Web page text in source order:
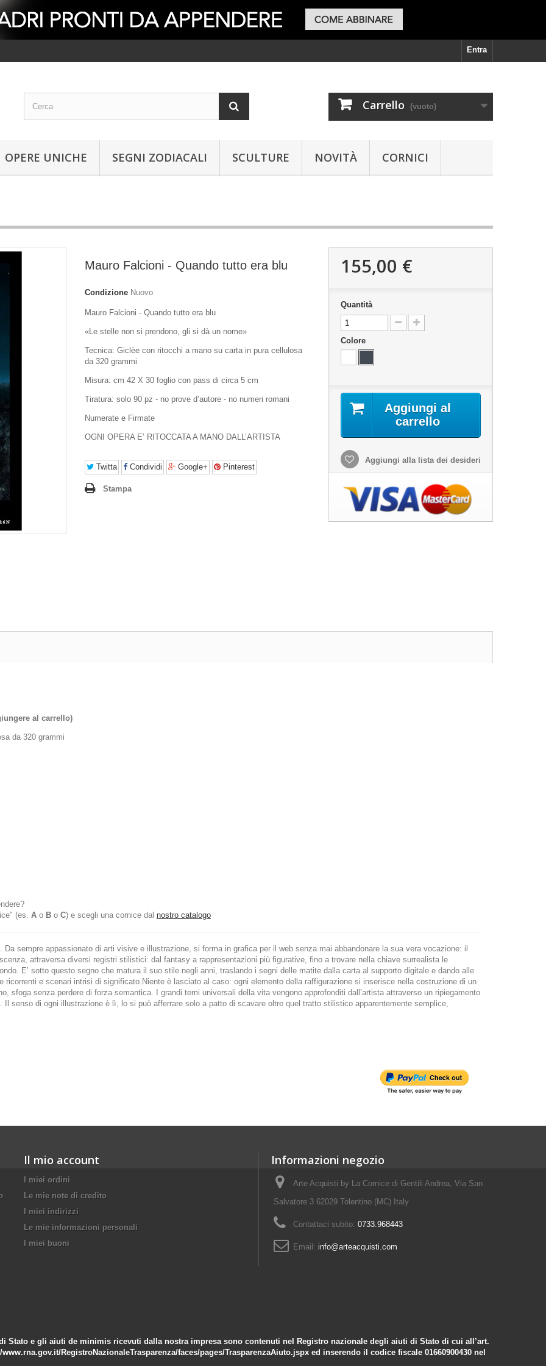
Entra
Carrello (vuoto)
OPERE UNICHE SEGNI ZODIACALI SCULTURE NOVITÀ CORNICI
Mauro Falcioni - Quando tutto era blu
Condizione Nuovo
Mauro Falcioni - Quando tutto era blu
«Le stelle non si prendono, gli si dà un nome»
Tecnica: Giclèe con ritocchi a mano su carta in pura cellulosa
da 320 grammi
Misura: cm 42 X 30 foglio con pass di circa 5 cm
Tiratura: solo 90 pz - no prove d’autore - no numeri romani
Numerate e Firmate
OGNI OPERA E’ RITOCCATA A MANO DALL’ARTISTA
Twitta Condividi Google+ Pinterest
Stampa
155,00 €
Quantità
Colore
Aggiungi al
carrello
Aggiungi alla lista dei desideri
al carrello)
da 320 grammi
(es. A o B o C) e scegli una cornice dal nostro catalogo
sempre appassionato di arti visive e illustrazione, si forma in grafica per il web senza mai abbandonare la sua vera vocazione: il
attraversa diversi registri stilistici: dal fantasy a rappresentazioni più figurative, fino a trovare nella chiave surrealista le
E’ sotto questo segno che matura il suo stile negli anni, traslando i segni delle matite dalla carta al supporto digitale e dando alle
e scenari intrisi di significato.Niente è lasciato al caso: ogni elemento della raffigurazione si inserisce nella costruzione di un
sfoga senza perdere di forza semantica. I grandi temi universali della vita vengono approfonditi dall’artista attraverso un ripiegamento
senso di ogni illustrazione è lì, lo si può afferrare solo a patto di scavare oltre quel tratto stilistico apparentemente semplice,
Il mio account
I miei ordini
Le mie note di credito
I miei indirizzi
Le mie informazioni personali
I miei buoni
Informazioni negozio
Arte Acquisti by La Cornice di Gentili Andrea, Via San
Salvatore 3 62029 Tolentino (MC) Italy
Contattaci subito: 0733.968443
Email: info@arteacquisti.com
e gli aiuti de minimis ricevuti dalla nostra impresa sono contenuti nel Registro nazionale degli aiuti di Stato di cui all’art.
RegistroNazionaleTrasparenza/faces/pages/TrasparenzaAiuto.jspx ed inserendo il codice fiscale 01660900430 nel